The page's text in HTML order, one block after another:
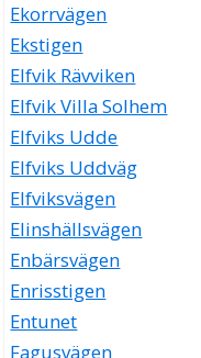
Ekorrvägen
Ekstigen
Elfvik Rävviken
Elfvik Villa Solhem
Elfviks Udde
Elfviks Uddväg
Elfviksvägen
Elinshällsvägen
Enbärsvägen
Enrisstigen
Entunet
Fagusvägen